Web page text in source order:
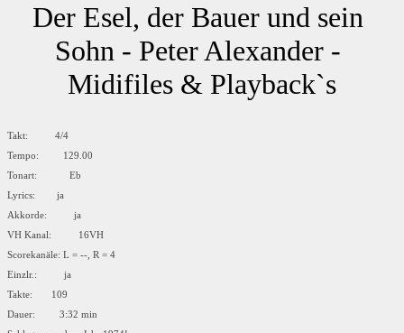
Der Esel, der Bauer und sein
Sohn - Peter Alexander -
Midifiles & Playback`s
Takt: 4/4
Tempo: 129.00
Tonart: Eb
Lyrics: ja
Akkorde: ja
VH Kanal: 16VH
Scorekanäle: L = --, R = 4
Einzlr.: ja
Takte: 109
Dauer: 3:32 min